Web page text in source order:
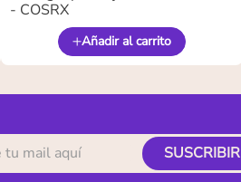
- COSRX
Añadir al carrito
SUSCRIBIR